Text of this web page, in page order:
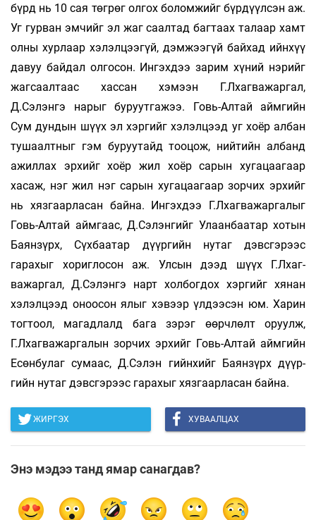
бүрд нь 10 сая төгрөг олгох боломжийг бүр­дүүлсэн аж.
Уг гурван эмчийг эл жаг­­ саалтад багтаах талаар хамт
олны хурлаар хэлэлцээгүй, дэмжээгүй байхад ийнхүү
давуу байдал олгосон. Ингэхдээ зарим хүний нэрийг
жагсаалтаас хассан хэ­мээн Г.Лхагважаргал,
Д.Сэлэнгэ нарыг бу­руут­гажээ. Говь-Алтай аймгийн
Сум дун­дын шүүх эл хэргийг хэлэлцээд уг хоёр албан
тушаалтныг гэм буруутайд тоо­цож, нийтийн албанд
ажиллах эр­хийг хоёр жил хоёр сарын хугацаагаар
хасаж, нэг жил нэг сарын хугацаагаар зорчих эрхийг
нь хязгаарласан байна. Ингэхдээ Г.Лхагважаргалыг
Говь-Алтай аймгаас, Д.Сэ­лэнгийг Улаанбаатар хотын
Баянзүрх, Сүхбаатар дүүргийн нутаг дэвсгэрээс
гарахыг хориглосон аж. Улсын дээд шүүх Г.Лхаг­
важаргал, Д.Сэлэнгэ нарт хол­богдох хэргийг хянан
хэлэлцээд оноосон ялыг хэвээр үлдээсэн юм. Харин
тогтоол, ма­гадлалд бага зэрэг өөрч­лөлт оруулж,
Г.Лхаг­ва­жаргалын зор­чих эрхийг Говь-Алтай аймгийн
Есөн­булаг сумаас, Д.Сэ­лэн­­ гийн­хийг Баянзүрх дүүр­
гийн ну­таг дэвс­гэрээс гарахыг хяз­гаар­ла­сан байна.
ЖИРГЭХ ХУВААЛЦАХ
Энэ мэдээ танд ямар санагдав?